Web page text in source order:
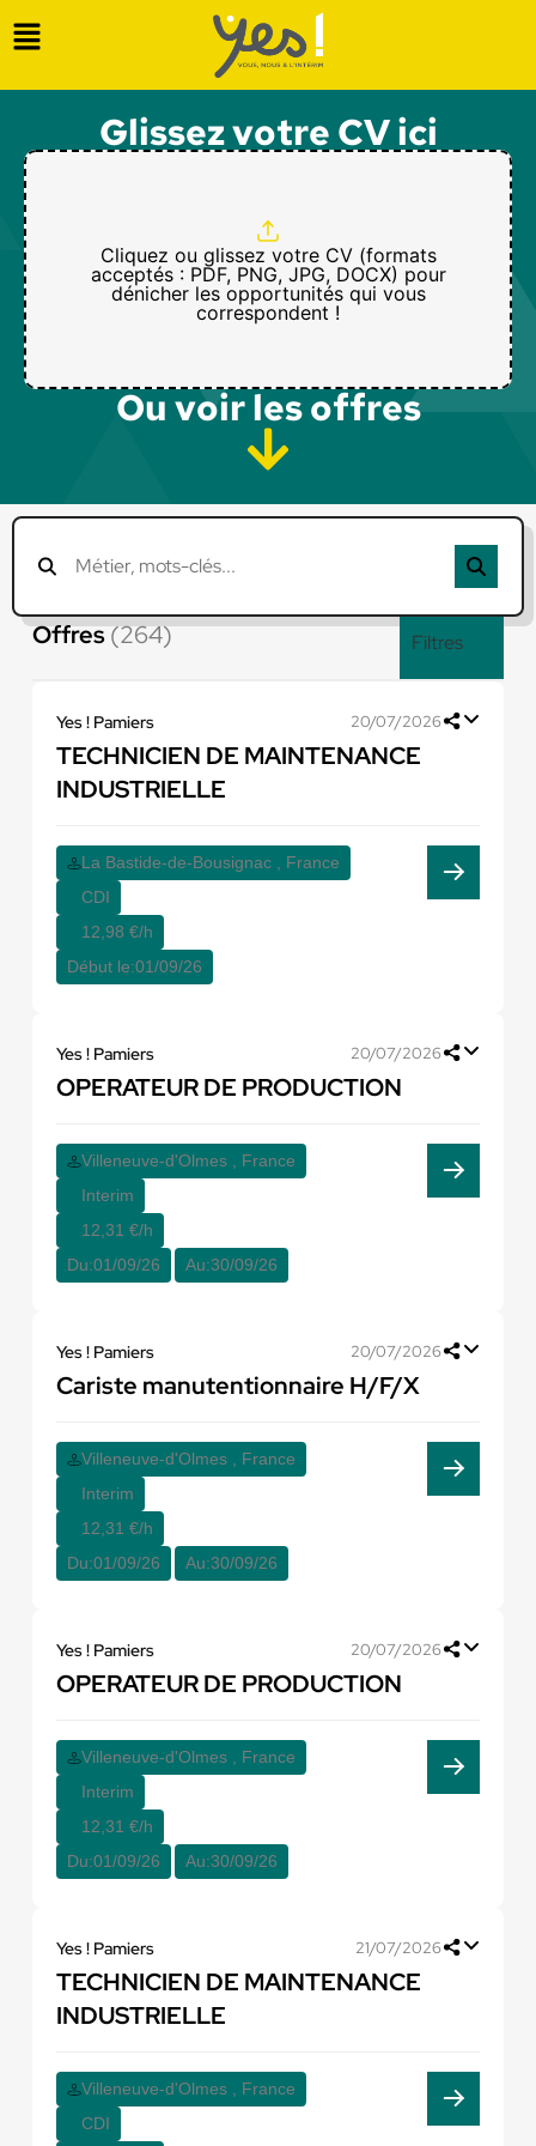
Glissez votre CV ici
Cliquez ou glissez votre CV (formats
acceptés : PDF, PNG, JPG, DOCX) pour
dénicher les opportunités qui vous
correspondent !
Ou voir les offres​
Offres(264) Filtres
Yes ! Pamiers 20/07/2026
TECHNICIEN DE MAINTENANCE
INDUSTRIELLE
La Bastide-de-Bousignac , France
CDI
12,98 €/h
Début le:01/09/26
Yes ! Pamiers 20/07/2026
OPERATEUR DE PRODUCTION
Villeneuve-d'Olmes , France
Interim
12,31 €/h
Du:01/09/26 Au:30/09/26
Yes ! Pamiers 20/07/2026
Cariste manutentionnaire H/F/X
Villeneuve-d'Olmes , France
Interim
12,31 €/h
Du:01/09/26 Au:30/09/26
Yes ! Pamiers 20/07/2026
OPERATEUR DE PRODUCTION
Villeneuve-d'Olmes , France
Interim
12,31 €/h
Du:01/09/26 Au:30/09/26
Yes ! Pamiers 21/07/2026
TECHNICIEN DE MAINTENANCE
INDUSTRIELLE
Villeneuve-d'Olmes , France
CDI